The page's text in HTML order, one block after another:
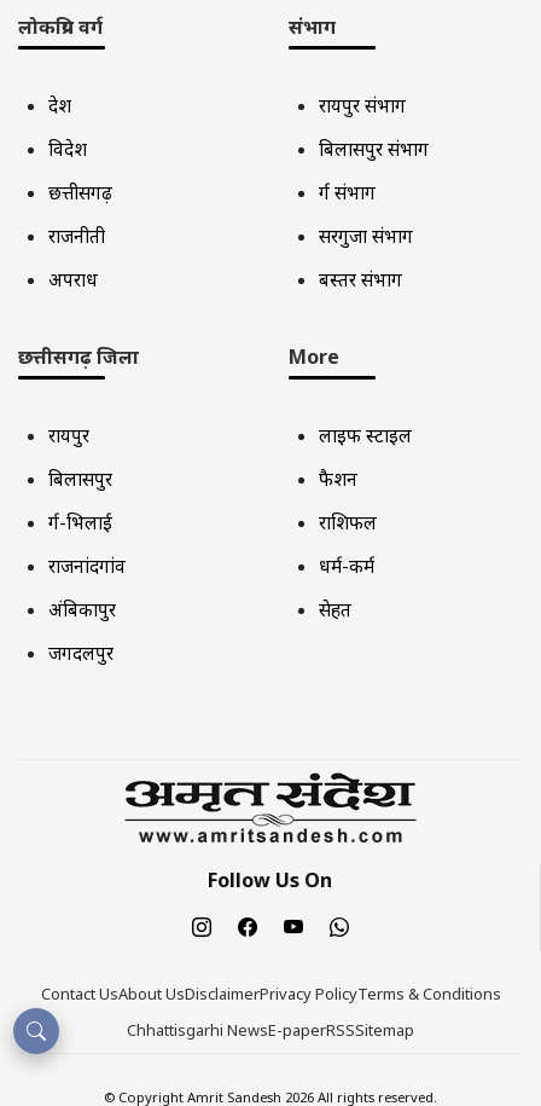
लोकप्रिय वर्ग
देश
विदेश
छत्तीसगढ़
राजनीती
अपराध
संभाग
रायपुर संभाग
बिलासपुर संभाग
दुर्ग संभाग
सरगुजा संभाग
बस्तर संभाग
छत्तीसगढ़ जिला
रायपुर
बिलासपुर
दुर्ग-भिलाई
राजनांदगांव
अंबिकापुर
जगदलपुर
More
लाइफ स्टाइल
फैशन
राशिफल
धर्म-कर्म
सेहत
Follow Us On
Contact UsAbout UsDisclaimerPrivacy PolicyTerms & Conditions
Chhattisgarhi NewsE-paperRSSSitemap
© Copyright Amrit Sandesh 2026 All rights reserved.